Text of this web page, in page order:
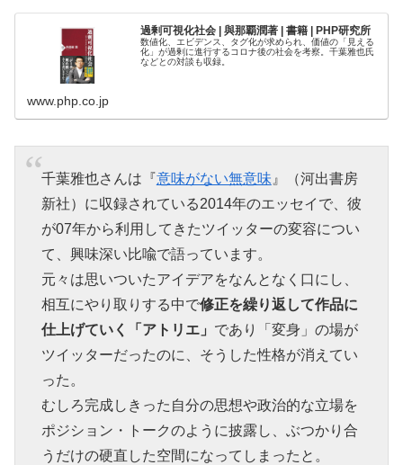
過剰可視化社会 | 與那覇潤著 | 書籍 | PHP研究所
数値化、エビデンス、タグ化が求められ、価値の「見える
化」が過剰に進行するコロナ後の社会を考察。千葉雅也氏
などとの対談も収録。
www.php.co.jp
千葉雅也さんは『意味がない無意味 』（河出書房
新社）に収録されている2014年のエッセイで、彼
が07年から利用してきたツイッターの変容につい
て、興味深い比喩で語っています。
元々は思いついたアイデアをなんとなく口にし、
相互にやり取りする中で修正を繰り返して作品に
仕上げていく「アトリエ」 であり「変身」の場が
ツイッターだったのに、そうした性格が消えてい
った。
むしろ完成しきった自分の思想や政治的な立場を
ポジション・トークのように披露し、ぶつかり合
うだけの硬直した空間になってしまったと。